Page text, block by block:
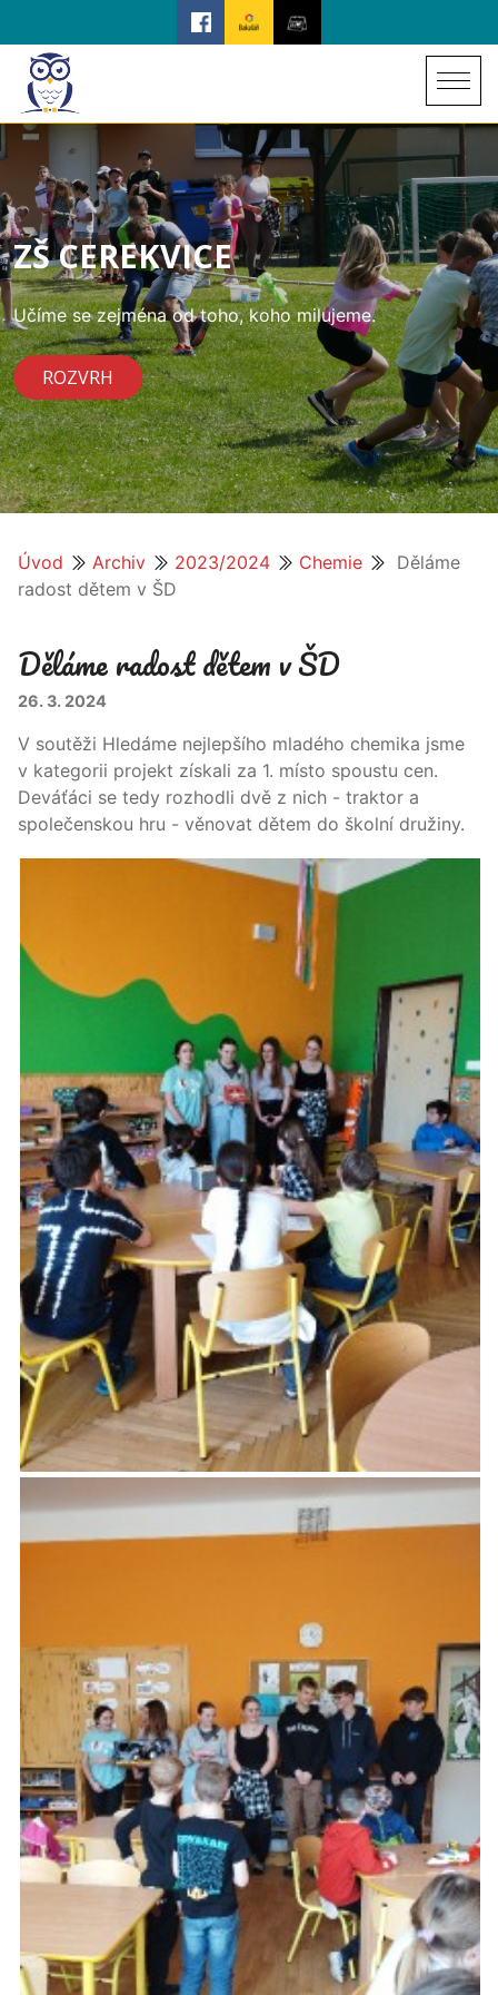
ZŠ CEREKVICE
Učíme se zejména od toho, koho milujeme.
ROZVRH
Úvod Archiv 2023/2024 Chemie
Děláme
radost dětem v ŠD
Děláme radost dětem v ŠD
26. 3. 2024
V soutěži Hledáme nejlepšího mladého chemika jsme
v kategorii projekt získali za 1. místo spoustu cen.
Deváťáci se tedy rozhodli dvě z nich - traktor a
společenskou hru - věnovat dětem do školní družiny.